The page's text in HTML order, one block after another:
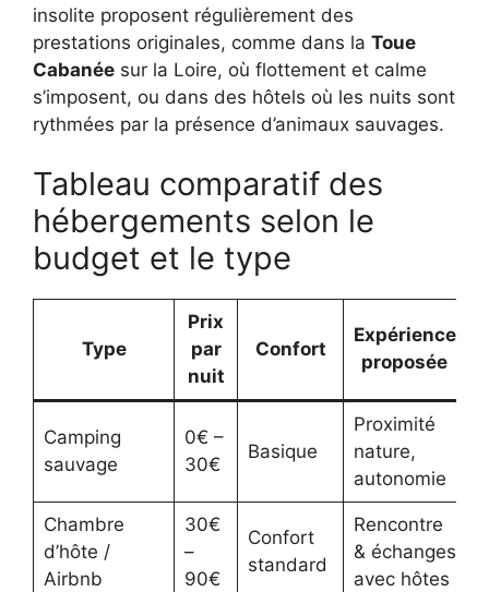
insolite proposent régulièrement des
prestations originales, comme dans la Toue
Cabanée sur la Loire, où flottement et calme
s’imposent, ou dans des hôtels où les nuits sont
rythmées par la présence d’animaux sauvages.
Tableau comparatif des
hébergements selon le
budget et le type
Type
Prix
par
nuit
Confort
Expérience
proposée
Camping
sauvage
0€ –
30€
Basique
Proximité
nature,
autonomie
Chambre
d’hôte /
Airbnb
30€
–
90€
Confort
standard
Rencontre
& échanges
avec hôtes